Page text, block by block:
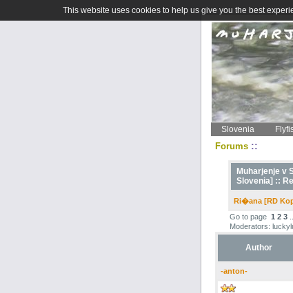
Slovenia
Forums ::
Muharjenje v
Slovenia] ::
Ri�ana [RD
Go to page 1 2 3...
Moderators:
Author
-anton-
This website uses cookies to help us give you the best